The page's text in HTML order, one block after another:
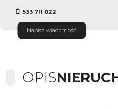
533 711 022
Napisz wiadomość
OPIS